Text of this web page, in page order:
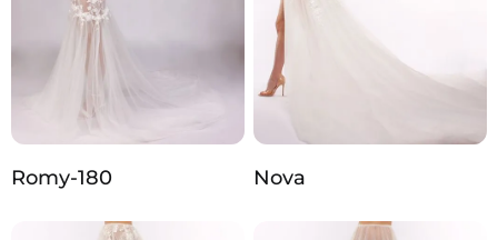
Romy-180 Nova